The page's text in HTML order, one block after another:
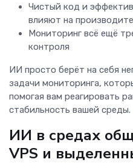
Чистый код и
влияют на
Мониторинг всё ещё
контроля
ИИ просто берёт на себя
задачи мониторинга,
помогая вам реагировать
стабильность вашей среды.
ИИ в средах
VPS и